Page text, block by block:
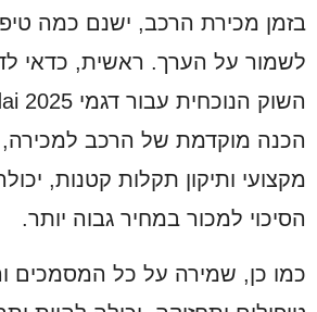
בזמן מכירת הרכב, ישנם כמה
לשמור על הערך. ראשית, כדאי
הכנה מוקדמת של הרכב למכירה,
מקצועי ותיקון תקלות קטנות,
הסיכוי למכור במחיר גבוה יותר.
כמו כן, שמירה על כל המסמכים